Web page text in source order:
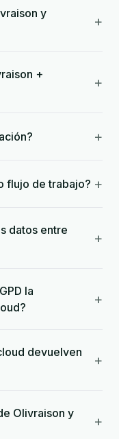
y
+
+
+
+
flujo de trabajo? +
datos entre
+
la
+
devuelven
+
Olivraison y
+